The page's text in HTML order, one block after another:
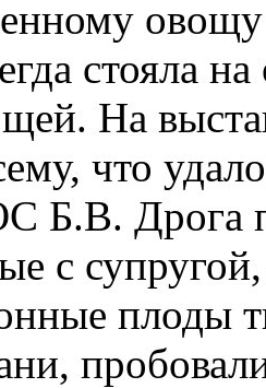
стояла
На
что
Б.В. Дрога
с
плоды